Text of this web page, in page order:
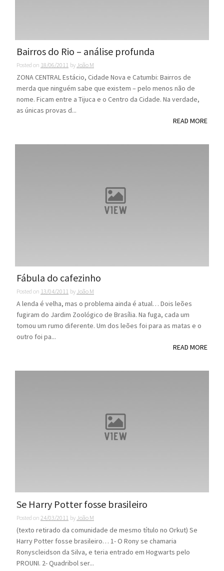
Bairros do Rio – análise profunda
Posted on 18/06/2011 by João M
ZONA CENTRAL Estácio, Cidade Nova e Catumbi: Bairros de
merda que ninguém sabe que existem – pelo menos não de
nome. Ficam entre a Tijuca e o Centro da Cidade. Na verdade,
as únicas provas d...
READ MORE
Fábula do cafezinho
Posted on 13/04/2011 by João M
A lenda é velha, mas o problema ainda é atual… Dois leões
fugiram do Jardim Zoológico de Brasília. Na fuga, cada um
tomou um rumo diferente. Um dos leões foi para as matas e o
outro foi pa...
READ MORE
Se Harry Potter fosse brasileiro
Posted on 24/03/2011 by João M
(texto retirado da comunidade de mesmo título no Orkut) Se
Harry Potter fosse brasileiro… 1- O Rony se chamaria
Ronyscleidson da Silva, e teria entrado em Hogwarts pelo
PROUNI. 2- Quadribol ser...